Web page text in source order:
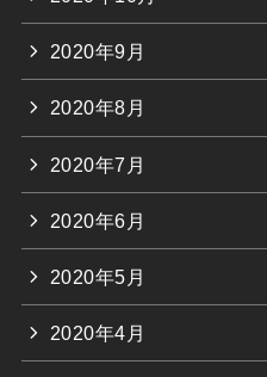
2020年9月
2020年8月
2020年7月
2020年6月
2020年5月
2020年4月